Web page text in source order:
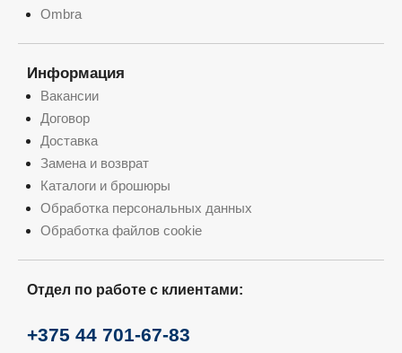
Ombra
Информация
Вакансии
Договор
Доставка
Замена и возврат
Каталоги и брошюры
Обработка персональных данных
Обработка файлов cookie
Отдел по работе с клиентами:
+375 44 701-67-83